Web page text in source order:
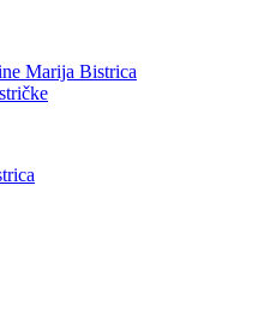
Marija Bistrica